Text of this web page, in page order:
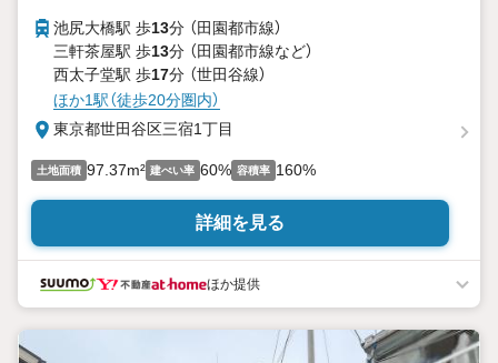
池尻大橋駅 歩13分 （田園都市線）
三軒茶屋駅 歩13分 （田園都市線など）
西太子堂駅 歩17分 （世田谷線）
ほか1駅（徒歩20分圏内）
東京都世田谷区三宿1丁目
土地面積 97.37m² 建ぺい率 60% 容積率 160%
詳細を見る
ほか提供